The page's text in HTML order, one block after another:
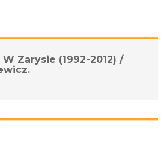
W Zarysie (1992-2012) /